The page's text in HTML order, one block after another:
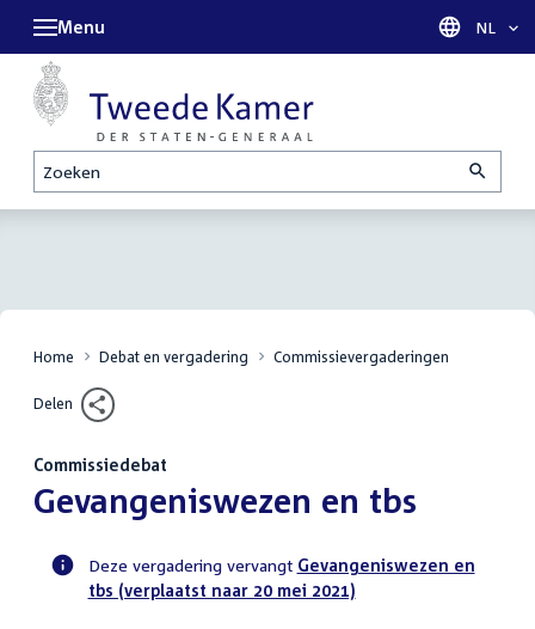
Zoeken
Menu Taal
NL
Home Debat en vergadering Commissievergaderingen
Delen
Commissiedebat
:Gevangeniswezen en tbs
Voortgangsstatus
Deze vergadering vervangt Gevangeniswezen en
tbs (verplaatst naar 20 mei 2021)